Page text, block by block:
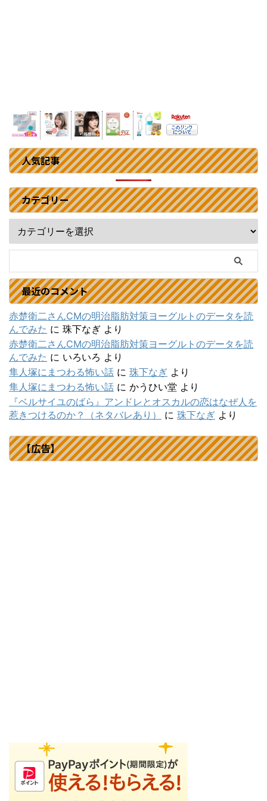
人気記事
カテゴリー
最近のコメント
赤楚衛二さんCMの明治脂肪対策ヨーグルトのデータを読
んでみた に 珠下なぎ より
赤楚衛二さんCMの明治脂肪対策ヨーグルトのデータを読
んでみた に いろいろ より
隼人塚にまつわる怖い話 に 珠下なぎ より
隼人塚にまつわる怖い話 に かうひい堂 より
『ベルサイユのばら』アンドレとオスカルの恋はなぜ人を
惹きつけるのか？（ネタバレあり）
に 珠下なぎ より
【広告】